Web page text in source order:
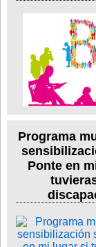
Programa
Ponte en